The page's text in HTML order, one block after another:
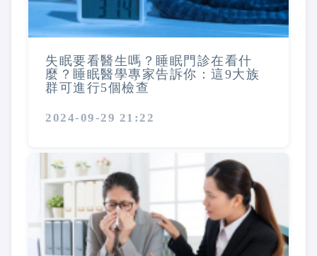
失眠要看醫生嗎？睡眠門診在看什
麼？睡眠醫學專家告訴你：這9大族
群可進行5個檢查
2024-09-29 21:22